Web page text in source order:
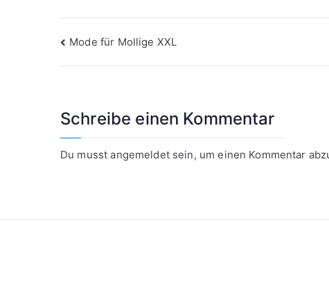
Beitragsnavigation
Mode für Mollige XXL
Schreibe einen Kommentar
Du musstangemeldetsein, um einen Kommentar